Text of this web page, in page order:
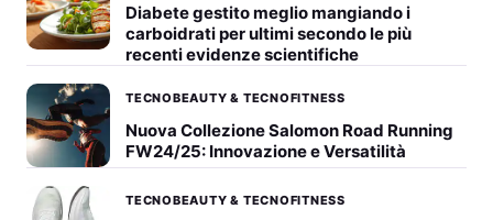
Diabete gestito meglio mangiando i
carboidrati per ultimi secondo le più
recenti evidenze scientifiche
TECNOBEAUTY & TECNOFITNESS
Nuova Collezione Salomon Road Running
FW24/25: Innovazione e Versatilità
TECNOBEAUTY & TECNOFITNESS